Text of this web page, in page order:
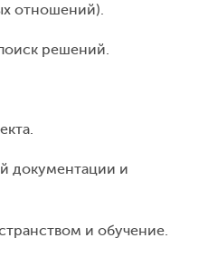
отношений).
решений.
документации и
и обучение.